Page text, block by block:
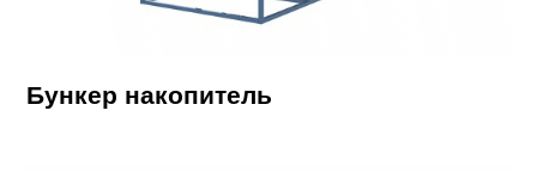
Бункер накопитель